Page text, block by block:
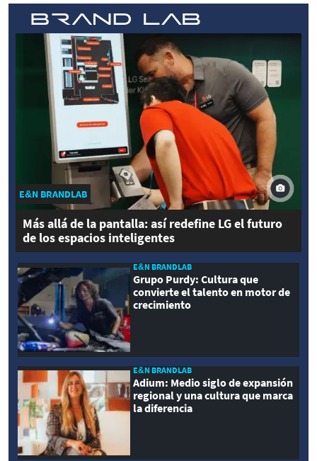
E&N BRANDLAB
Más allá de la pantalla: así redefine LG el futuro
de los espacios inteligentes
E&N BRANDLAB
Grupo Purdy: Cultura que
convierte el talento en motor de
crecimiento
E&N BRANDLAB
Adium: Medio siglo de expansión
regional y una cultura que marca
la diferencia